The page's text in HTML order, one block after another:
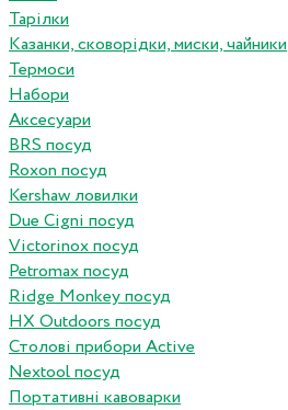
Тарілки
Казанки, сковорідки, миски, чайники
Термоси
Набори
Аксесуари
BRS посуд
Roxon посуд
Kershaw ловилки
Due Cigni посуд
Victorinox посуд
Petromax посуд
Ridge Monkey посуд
HX Outdoors посуд
Столові прибори Active
Nextool посуд
Портативні кавоварки